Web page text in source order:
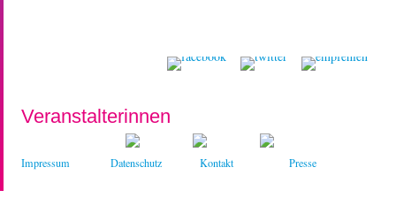
Veranstalterinnen
Impressum Datenschutz Kontakt Presse